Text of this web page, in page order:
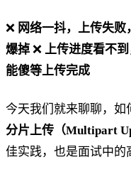
❌ 网络一抖，上传失败
爆掉 ❌ 上传进度看不
能傻等上传完成
今天我们就来聊聊，
分片上传（Multipart
佳实践，也是面试中的